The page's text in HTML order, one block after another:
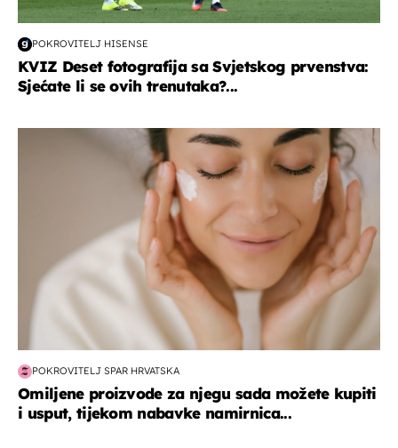
POKROVITELJ HISENSE
KVIZ Deset fotografija sa Svjetskog prvenstva:
Sjećate li se ovih trenutaka?...
moda & ljepota
POKROVITELJ SPAR HRVATSKA
Omiljene proizvode za njegu sada možete kupiti
i usput, tijekom nabavke namirnica...